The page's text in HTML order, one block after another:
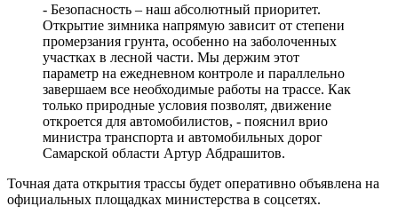
07.08.2026 | 12:58
В Самаре водитель Toyota Camry сбил 9-летнюю девочку на
пешеходном переходе
07.08.2026 | 12:21
Самарцам рассказали, какие травмы бывают при падении
ребенка из окна
07.08.2026 | 12:19
Как региональный конкурс "Достояние губернии" помогает
предпринимателям выходить на новый уровень
07.08.2026 | 12:00
системы
07.08.2026 | 11:47
- Безопасность – наш абсолютный приоритет.
Открытие зимника напрямую зависит от степени
промерзания грунта, особенно на заболоченных
участках в лесной части. Мы держим этот
параметр на ежедневном контроле и параллельно
завершаем все необходимые работы на трассе. Как
только природные условия позволят, движение
откроется для автомобилистов, - пояснил врио
министра транспорта и автомобильных дорог
Самарской области Артур Абдрашитов.
Точная дата открытия трассы будет оперативно объявлена на
официальных площадках министерства в соцсетях.